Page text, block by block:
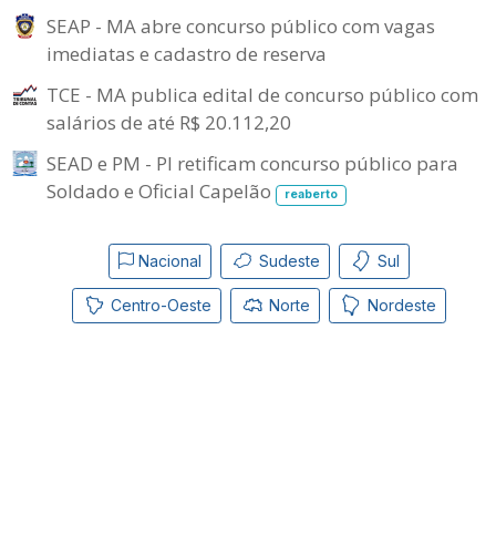
SEAP - MA abre concurso público com vagas
imediatas e cadastro de reserva
TCE - MA publica edital de concurso público com
salários de até R$ 20.112,20
SEAD e PM - PI retificam concurso público para
Soldado e Oficial Capelão
reaberto
Nacional Sudeste Sul
Centro-Oeste Norte Nordeste